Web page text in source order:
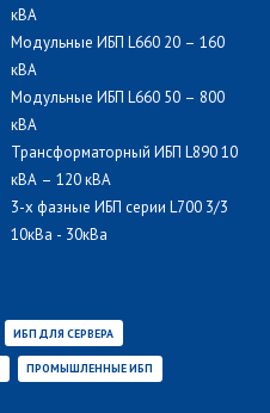
кВА
Модульные ИБП L660 20 – 160
кВА
Модульные ИБП L660 50 – 800
кВА
Трансформаторный ИБП L890 10
кВА – 120 кВА
3-х фазные ИБП серии L700 3/3
10кВа - 30кВа
ИБП ДЛЯ СЕРВЕРА
ПРОМЫШЛЕННЫЕ ИБП